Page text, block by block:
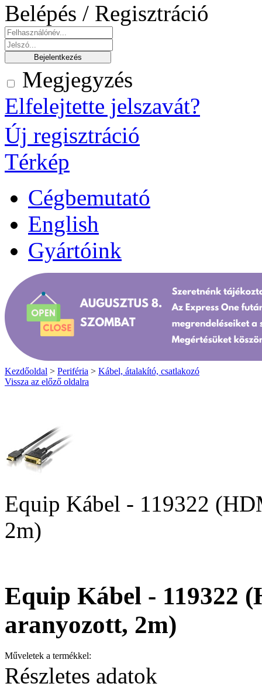
Belépés / Regisztráció
Megjegyzés
Elfelejtette jelszavát?
Új regisztráció
Térkép
Cégbemutató
English
Gyártóink
Kezdőoldal > Periféria > Kábel, átalakító, csatlakozó
Vissza az előző oldalra
Equip Kábel - 119322
2m)
Equip Kábel - 119322
aranyozott, 2m)
Műveletek a termékkel:
Részletes adatok